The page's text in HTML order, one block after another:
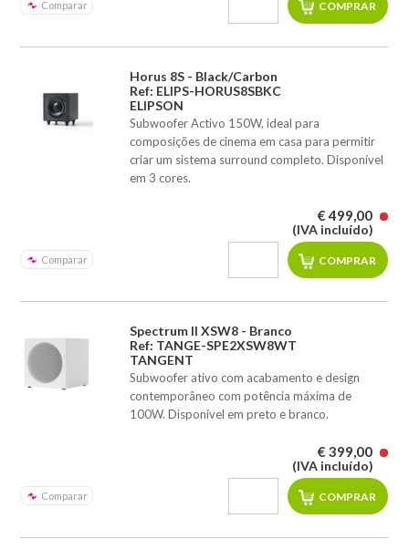
Comparar
Horus 8S - Black/Carbon
Ref: ELIPS-HORUS8SBKC
ELIPSON
Subwoofer Activo 150W, ideal para
composições de cinema em casa para permitir
criar um sistema surround completo. Disponível
em 3 cores.
Comparar
€ 499,00
(IVA incluído)
Spectrum II XSW8 - Branco
Ref: TANGE-SPE2XSW8WT
TANGENT
Subwoofer ativo com acabamento e design
contemporâneo com potência máxima de
100W. Disponível em preto e branco.
Comparar
€ 399,00
(IVA incluído)